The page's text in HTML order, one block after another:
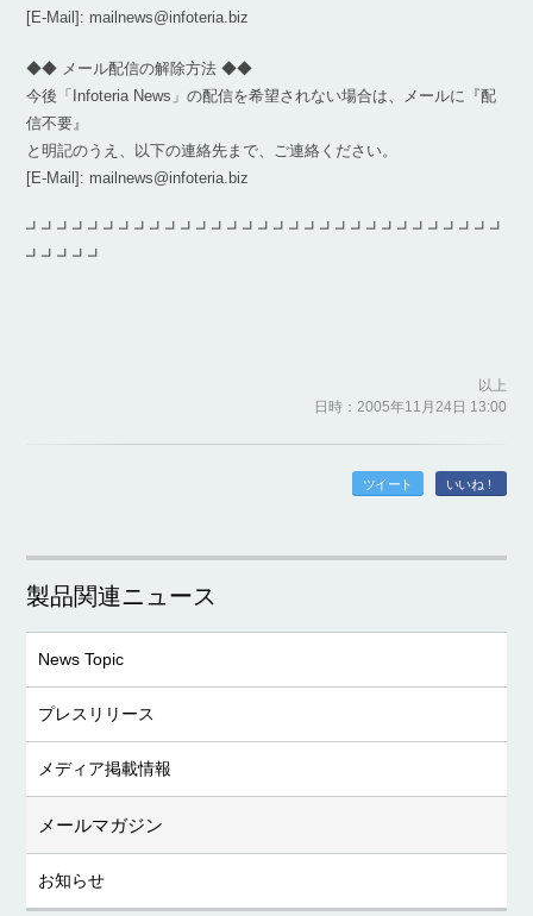
[E-Mail]: mailnews@infoteria.biz
◆◆ メール配信の解除方法 ◆◆
今後「Infoteria News」の配信を希望されない場合は、メールに『配
信不要』
と明記のうえ、以下の連絡先まで、ご連絡ください。
[E-Mail]: mailnews@infoteria.biz
┛┛┛┛┛┛┛┛┛┛┛┛┛┛┛┛┛┛┛┛┛┛┛┛┛┛┛┛┛┛┛
┛┛┛┛┛
以上
日時：2005年11月24日 13:00
ツイート いいね！
製品関連ニュース
News Topic
プレスリリース
メディア掲載情報
メールマガジン
お知らせ